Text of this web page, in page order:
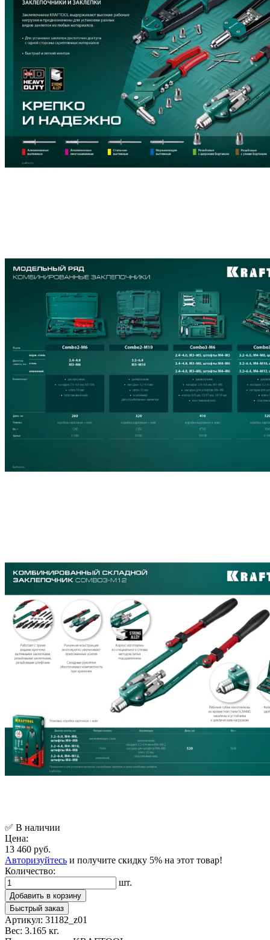
✅ В наличии
Цена:
13 460 руб.
Авторизуйтесь и получите скидку 5% на этот товар!
Количество:
шт.
Добавить в корзину
Быстрый заказ
Артикул: 31182_z01
Вес: 3.165 кг.